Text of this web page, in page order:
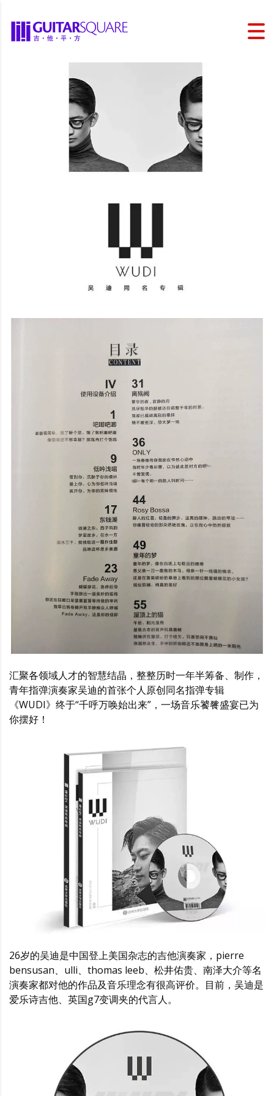
汇聚各领域人才的智慧结晶，整整历时一年半筹备、制作，
青年指弹演奏家吴迪的首张个人原创同名指弹专辑
《WUDI》终于“千呼万唤始出来”，一场音乐饕餮盛宴已为
你摆好！
26岁的吴迪是中国登上美国杂志的吉他演奏家，pierre
bensusan、ulli、thomas leeb、松井佑贵、南泽大介等名
演奏家都对他的作品及音乐理念有很高评价。目前，吴迪是
爱乐诗吉他、英国g7变调夹的代言人。